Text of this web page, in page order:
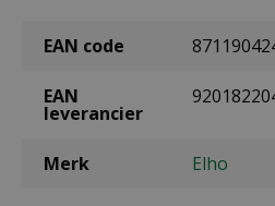
EAN code
EAN
leverancier
Merk Elho